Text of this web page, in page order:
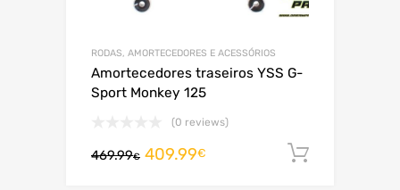
RODAS, AMORTECEDORES E ACESSÓRIOS
Amortecedores traseiros YSS G-
Sport Monkey 125
(0 reviews)
469.99€ 409.99€